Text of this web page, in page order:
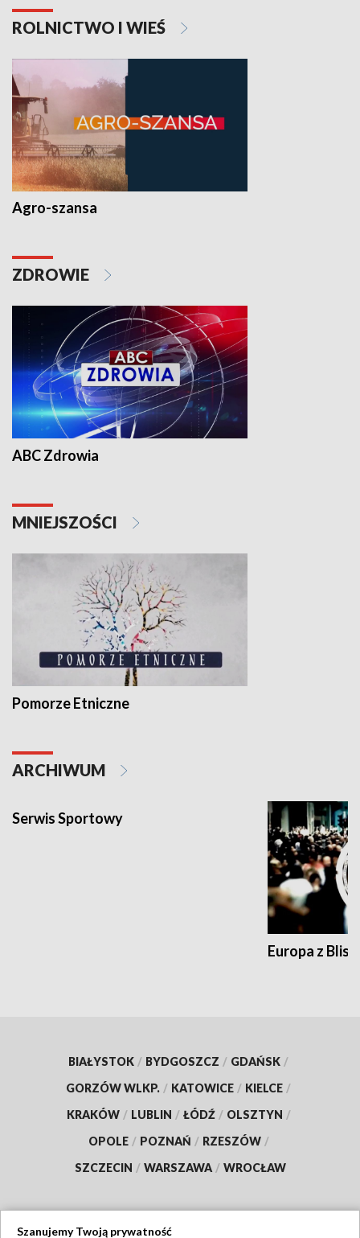
ROLNICTWO I WIEŚ
Agro-szansa
ZDROWIE
ABC Zdrowia
MNIEJSZOŚCI
Pomorze Etniczne
ARCHIWUM
Serwis Sportowy
Europa z
BIAŁYSTOK / BYDGOSZCZ / GDAŃSK /
GORZÓW WLKP. / KATOWICE / KIELCE /
KRAKÓW / LUBLIN / ŁÓDŹ / OLSZTYN /
OPOLE / POZNAŃ / RZESZÓW /
SZCZECIN / WARSZAWA / WROCŁAW
Szanujemy Twoją prywatność